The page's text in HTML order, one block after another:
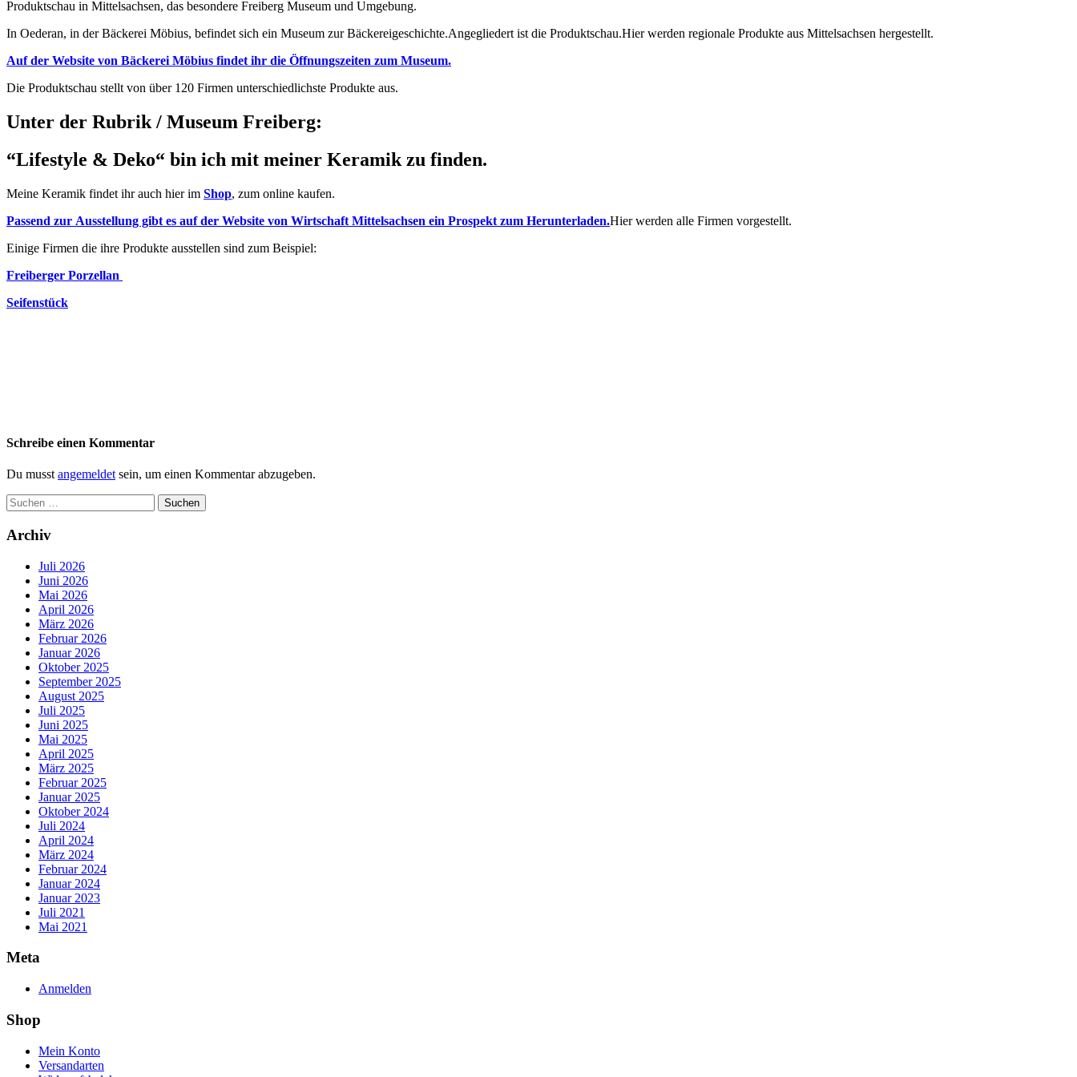
Produktschau in Mittelsachsen, das besondere Freiberg Museum und Umgebung.
In Oederan, in der Bäckerei Möbius, befindet sich ein Museum zur Bäckereigeschichte.Angegliedert ist die Produktschau.Hier werden regionale Produkte aus Mittelsachsen hergestellt.
Auf der Website von Bäckerei Möbius findet ihr die Öffnungszeiten zum Museum.
Die Produktschau stellt von über 120 Firmen unterschiedlichste Produkte aus.
Unter der Rubrik / Museum Freiberg:
“Lifestyle & Deko“ bin ich mit meiner Keramik zu finden.
Meine Keramik findet ihr auch hier im Shop, zum online kaufen.
Passend zur Ausstellung gibt es auf der Website von Wirtschaft Mittelsachsen ein Prospekt zum Herunterladen.Hier werden alle Firmen vorgestellt.
Einige Firmen die ihre Produkte ausstellen sind zum Beispiel:
Freiberger Porzellan
Seifenstück
Schreibe einen Kommentar
Du musst angemeldet sein, um einen Kommentar abzugeben.
Suchen
nach:
Archiv
Juli 2026
Juni 2026
Mai 2026
April 2026
März 2026
Februar 2026
Januar 2026
Oktober 2025
September 2025
August 2025
Juli 2025
Juni 2025
Mai 2025
April 2025
März 2025
Februar 2025
Januar 2025
Oktober 2024
Juli 2024
April 2024
März 2024
Februar 2024
Januar 2024
Januar 2023
Juli 2021
Mai 2021
Meta
Anmelden
Shop
Mein Konto
Versandarten